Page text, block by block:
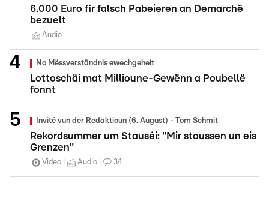
6.000 Euro fir falsch Pabeieren an Demarchë
bezuelt
Audio
No Mëssverständnis ewechgeheit
Lottoschäi mat Millioune-Gewënn a Poubellë
fonnt
Invité vun der Redaktioun (6. August) - Tom Schmit
Rekordsummer um Stauséi: "Mir stoussen un eis
Grenzen"
Video Audio 34